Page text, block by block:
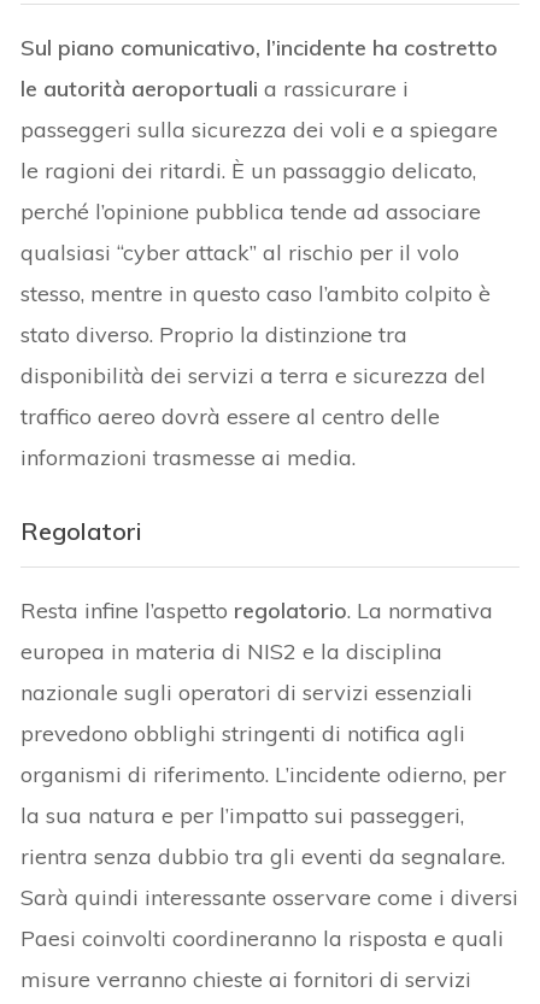
Sul piano comunicativo, l’incidente ha costretto
le autorità aeroportualia rassicurare i
passeggeri sulla sicurezza dei voli e a spiegare
le ragioni dei ritardi. È un passaggio delicato,
perché l’opinione pubblica tende ad associare
qualsiasi “cyber attack” al rischio per il volo
stesso, mentre in questo caso l’ambito colpito è
stato diverso. Proprio la distinzione tra
disponibilità dei servizi a terra e sicurezza del
traffico aereo dovrà essere al centro delle
informazioni trasmesse ai media.
Regolatori
Resta infine l’aspetto regolatorio. La normativa
europea in materia di NIS2 e la disciplina
nazionale sugli operatori di servizi essenziali
prevedono obblighi stringenti di notifica agli
organismi di riferimento. L’incidente odierno, per
la sua natura e per l’impatto sui passeggeri,
rientra senza dubbio tra gli eventi da segnalare.
Sarà quindi interessante osservare come i diversi
Paesi coinvolti coordineranno la risposta e quali
misure verranno chieste ai fornitori di servizi